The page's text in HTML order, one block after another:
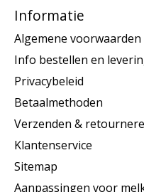
Informatie
Algemene voorwaarden
Info bestellen en
Privacybeleid
Betaalmethoden
Verzenden &
Klantenservice
Sitemap
Aanpassingen voor